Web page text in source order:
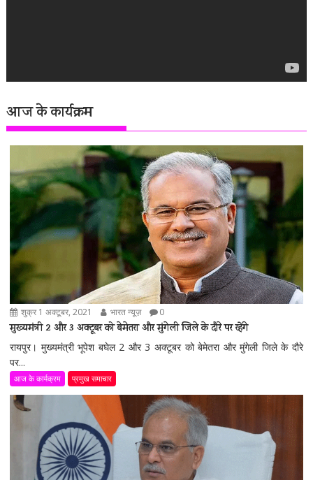
आज के कार्यक्रम
शुक्र 1 अक्टूबर, 2021 भारत न्यूज़ 0
मुख्यमंत्री 2 और 3 अक्टूबर को बेमेतरा और मुंगेली जिले के दौरे पर रहेंगे
रायपुर। मुख्यमंत्री भूपेश बघेल 2 और 3 अक्टूबर को बेमेतरा और मुंगेली जिले के दौरे
पर...
आज के कार्यक्रम प्रमुख समाचार